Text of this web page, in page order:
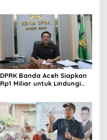
DPRK Banda Aceh Siapkan
Rp1 Miliar untuk Lindungi